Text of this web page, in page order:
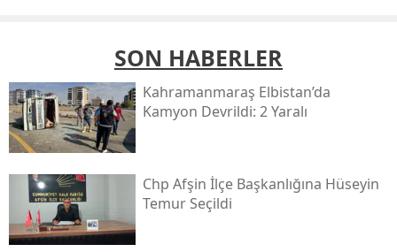
SON HABERLER
Kahramanmaraş Elbistan’da
Kamyon Devrildi: 2 Yaralı
Chp Afşin İlçe Başkanlığına Hüseyin
Temur Seçildi